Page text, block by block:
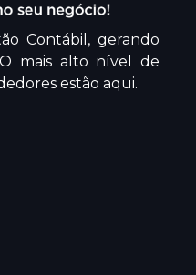
Contábil, gerando
mais alto nível de
estão aqui.